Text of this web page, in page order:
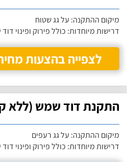
מיקום ההתקנה: על גג שטוח
דרישות מיוחדות: כולל פירוק ופינוי דוד
לצפייה בהצעות
התקנת דוד שמש (ללא
מיקום ההתקנה: על גג רעפים
דרישות מיוחדות: כולל פירוק ופינוי דוד